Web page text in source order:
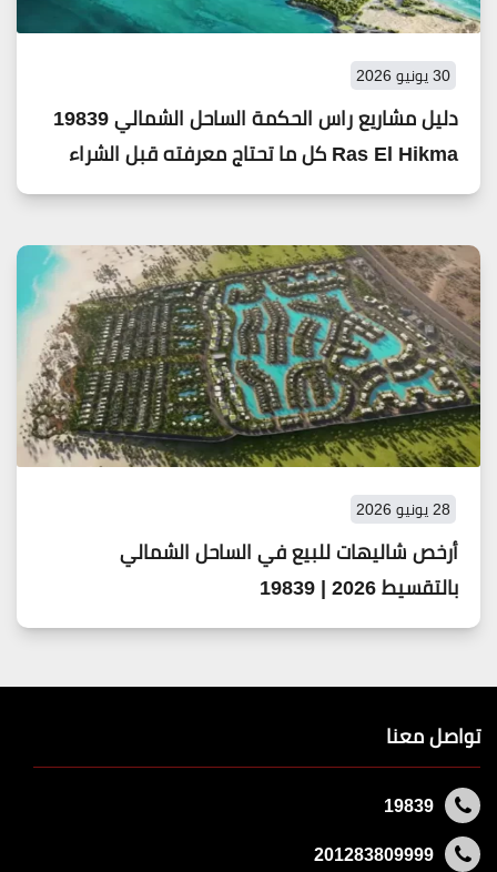
30 يونيو 2026
دليل مشاريع راس الحكمة الساحل الشمالي 19839
Ras El Hikma كل ما تحتاج معرفته قبل الشراء
28 يونيو 2026
أرخص شاليهات للبيع في الساحل الشمالي
بالتقسيط 2026 | 19839
تواصل معنا
19839
201283809999